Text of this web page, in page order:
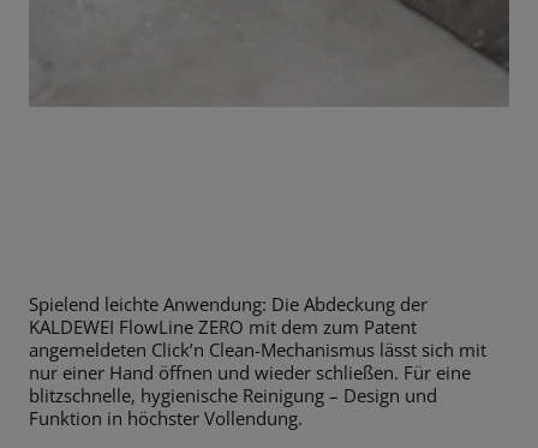
Spielend leichte Anwendung: Die Abdeckung der
KALDEWEI FlowLine ZERO mit dem zum Patent
angemeldeten Click’n Clean-Mechanismus lässt sich mit
nur einer Hand öffnen und wieder schließen. Für eine
blitzschnelle, hygienische Reinigung – Design und
Funktion in höchster Vollendung.